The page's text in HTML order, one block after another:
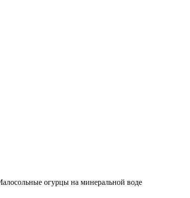
огурцы на минеральной воде